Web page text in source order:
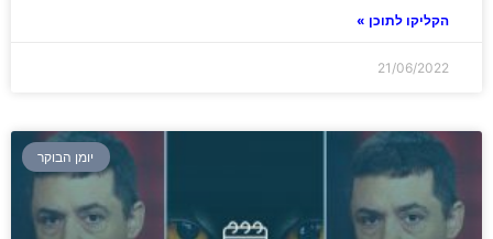
הקליקו לתוכן »
21/06/2022
יומן הבוקר